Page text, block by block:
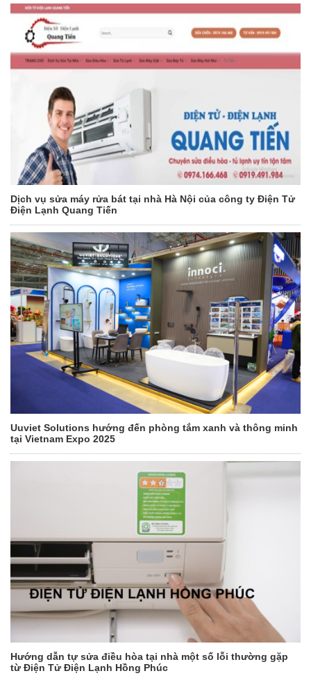
Dịch vụ sửa máy rửa bát tại nhà Hà Nội của công ty Điện Tử
Điện Lạnh Quang Tiến
Uuviet Solutions hướng đến phòng tắm xanh và thông minh
tại Vietnam Expo 2025
Hướng dẫn tự sửa điều hòa tại nhà một số lỗi thường gặp
từ Điện Tử Điện Lạnh Hồng Phúc